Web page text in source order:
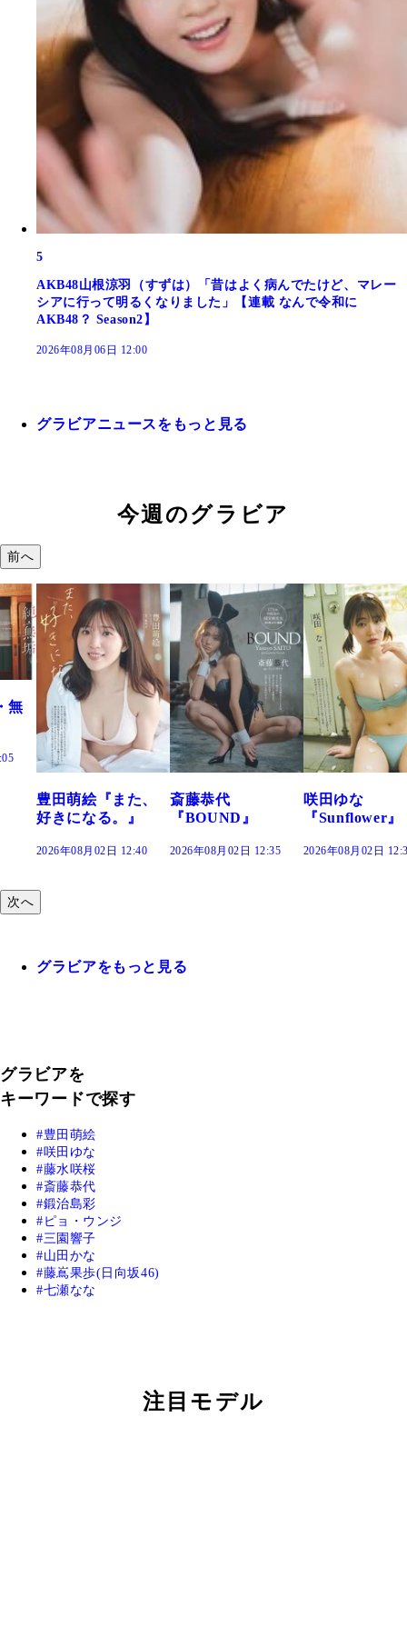
5
AKB48山根涼羽（すずは）「昔はよく病んでたけど、マレー
シアに行って明るくなりました」【連載 なんで令和に
AKB48？ Season2】
2026年08月06日 12:00
グラビアニュースをもっと見る
今週のグラビア
前へ
斎藤恭代
『BOUND』
2026年08月02日 12:35
咲田ゆな
『Sunflower』
2026年08月02日 12:30
藤水咲桜『花
だまり』
2026年08月02日
次へ
グラビアをもっと見る
グラビアを
キーワードで探す
豊田萌絵
咲田ゆな
藤水咲桜
斎藤恭代
鍛治島彩
ピョ・ウンジ
三園響子
山田かな
藤嶌果歩(日向坂46)
七瀬なな
注目モデル